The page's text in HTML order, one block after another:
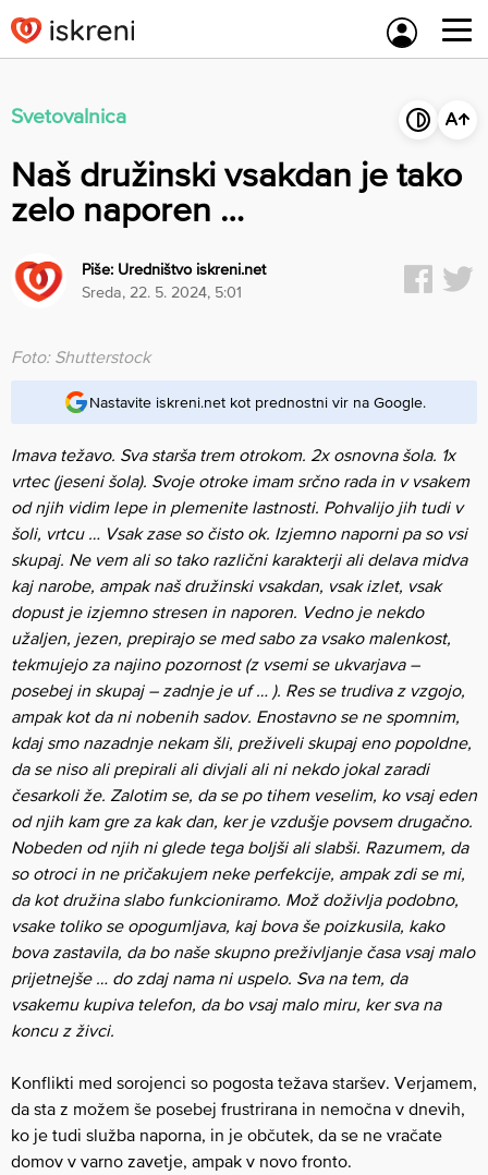
to
content
Svetovalnica
Naš družinski vsakdan je tako
zelo naporen …
Piše: Uredništvo iskreni.net
sreda, 22. 5. 2024, 5:01
Foto: Shutterstock
Nastavite iskreni.net kot prednostni vir na Google.
Imava težavo. Sva starša trem otrokom. 2x osnovna šola. 1x
vrtec (jeseni šola). Svoje otroke imam srčno rada in v vsakem
od njih vidim lepe in plemenite lastnosti. Pohvalijo jih tudi v
šoli, vrtcu … Vsak zase so čisto ok. Izjemno naporni pa so vsi
skupaj. Ne vem ali so tako različni karakterji ali delava midva
kaj narobe, ampak naš družinski vsakdan, vsak izlet, vsak
dopust je izjemno stresen in naporen. Vedno je nekdo
užaljen, jezen, prepirajo se med sabo za vsako malenkost,
tekmujejo za najino pozornost (z vsemi se ukvarjava –
posebej in skupaj – zadnje je uf … ). Res se trudiva z vzgojo,
ampak kot da ni nobenih sadov. Enostavno se ne spomnim,
kdaj smo nazadnje nekam šli, preživeli skupaj eno popoldne,
da se niso ali prepirali ali divjali ali ni nekdo jokal zaradi
česarkoli že. Zalotim se, da se po tihem veselim, ko vsaj eden
od njih kam gre za kak dan, ker je vzdušje povsem drugačno.
Nobeden od njih ni glede tega boljši ali slabši. Razumem, da
so otroci in ne pričakujem neke perfekcije, ampak zdi se mi,
da kot družina slabo funkcioniramo. Mož doživlja podobno,
vsake toliko se opogumljava, kaj bova še poizkusila, kako
bova zastavila, da bo naše skupno preživljanje časa vsaj malo
prijetnejše … do zdaj nama ni uspelo. Sva na tem, da
vsakemu kupiva telefon, da bo vsaj malo miru, ker sva na
koncu z živci.
Konflikti med sorojenci so pogosta težava staršev. Verjamem,
da sta z možem še posebej frustrirana in nemočna v dnevih,
ko je tudi služba naporna, in je občutek, da se ne vračate
domov v varno zavetje, ampak v novo fronto.